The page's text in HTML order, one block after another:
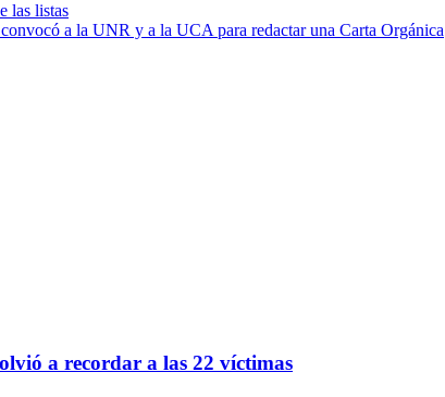
las listas
a la UNR y a la UCA para redactar una Carta Orgánica
a recordar a las 22 víctimas